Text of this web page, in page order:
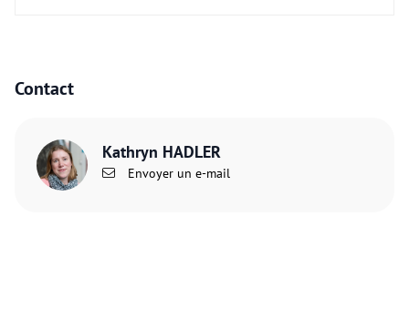
Contact
Kathryn HADLER
Envoyer un e-mail